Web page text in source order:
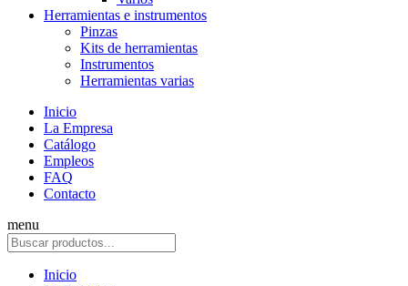
Herramientas e instrumentos
Pinzas
Kits de herramientas
Instrumentos
Herramientas varias
Inicio
La Empresa
Catálogo
Empleos
FAQ
Contacto
menu
Inicio